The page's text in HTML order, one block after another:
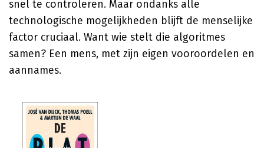
snel te controleren. Maar ondanks alle
technologische mogelijkheden blijft de menselijke
factor cruciaal. Want wie stelt die algoritmes
samen? Een mens, met zijn eigen vooroordelen en
aannames.